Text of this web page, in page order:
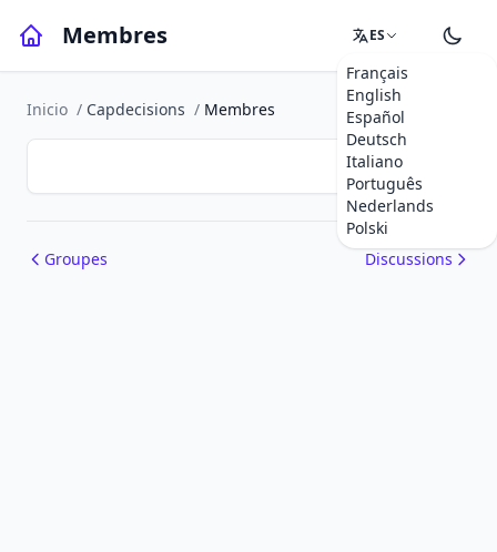
Membres ES
Français
English
Español
Deutsch
Italiano
Português
Nederlands
Polski
Inicio / Capdecisions / Membres
Groupes Discussions